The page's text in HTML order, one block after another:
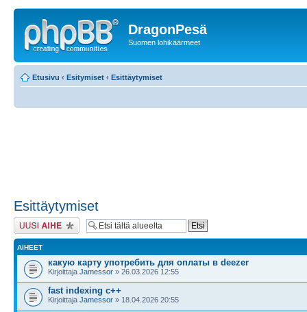
DragonPesä
Suomen lohikäärmeet
Etusivu ‹ Esitymiset ‹ Esittäytymiset
Esittäytymiset
Lähetä uusi viesti
AIHEET
какую карту употребить для оплаты в deezer
Kirjoittaja Jamessor » 26.03.2026 12:55
fast indexing c++
Kirjoittaja Jamessor » 18.04.2026 20:55